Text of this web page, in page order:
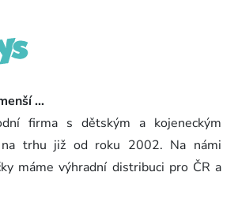
...
firma s dětským a kojeneckým
na trhu již od roku 2002. Na námi
máme výhradní distribuci pro ČR a